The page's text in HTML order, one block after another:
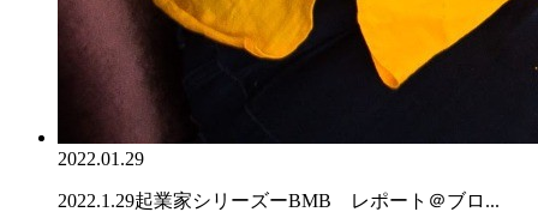
2022.01.29
2022.1.29起業家シリーズーBMB レポート＠ブロ...